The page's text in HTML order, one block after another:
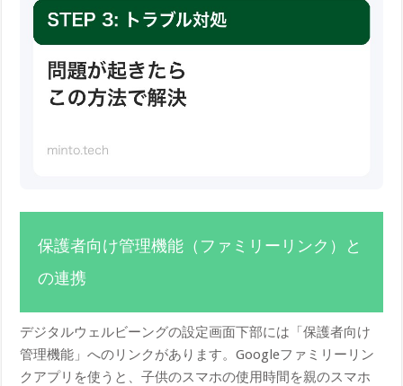
保護者向け管理機能（ファミリーリンク）と
の連携
デジタルウェルビーングの設定画面下部には「保護者向け
管理機能」へのリンクがあります。Googleファミリーリン
クアプリを使うと、子供のスマホの使用時間を親のスマホ